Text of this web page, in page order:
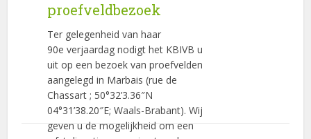
proefveldbezoek
Ter gelegenheid van haar
90e verjaardag nodigt het KBIVB u
uit op een bezoek van proefvelden
aangelegd in Marbais (rue de
Chassart ; 50°32’3.36″N
04°31’38.20″E; Waals-Brabant). Wij
geven u de mogelijkheid om een